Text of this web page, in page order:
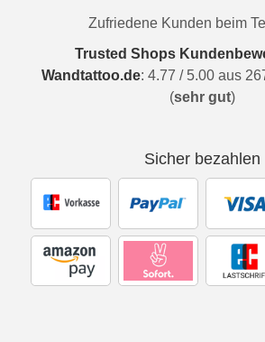
Zufriedene Kunden beim
Trusted Shops
Wandtattoo.de: 4.77 / 5.00 aus
(sehr gut)
Sicher bezahlen